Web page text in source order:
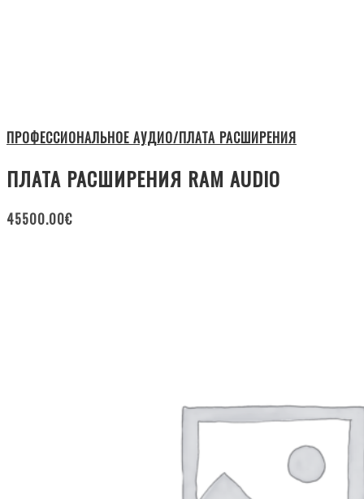
ПРОФЕССИОНАЛЬНОЕ АУДИО/ПЛАТА РАСШИРЕНИЯ
ПЛАТА РАСШИРЕНИЯ RAM AUDIO
45500.00€